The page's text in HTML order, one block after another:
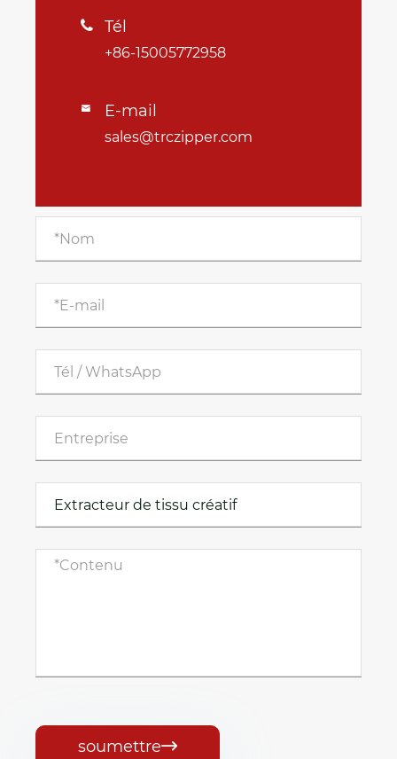
 Tél
+86-15005772958
 E-mail
sales@trczipper.com
soumettre